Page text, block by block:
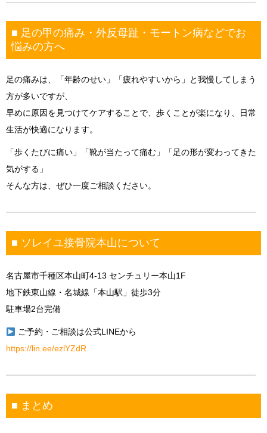
■ 足の甲の痛み・外反母趾・モートン病などでお
悩みの方へ
足の痛みは、「年齢のせい」「疲れやすいから」と我慢してしまう
方が多いですが、
早めに原因を見つけてケアすることで、歩くことが楽になり、日常
生活が快適になります。
「歩くたびに痛い」「靴が当たって痛む」「足の形が変わってきた
気がする」
そんな方は、ぜひ一度ご相談ください。
■ ソレイユ接骨院本山について
名古屋市千種区本山町4-13 センチュリー本山1F
地下鉄東山線・名城線「本山駅」徒歩3分
駐車場2台完備
ご予約・ご相談は公式LINEから
https://lin.ee/ezlYZdR
■ まとめ